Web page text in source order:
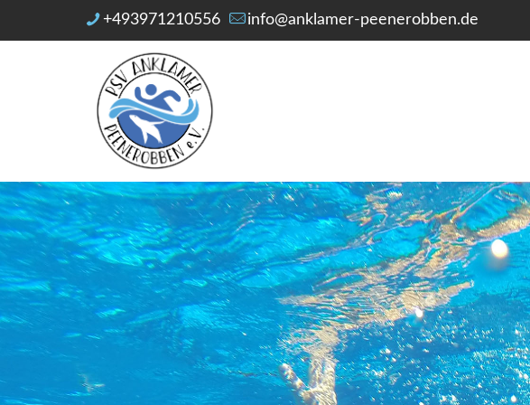
+493971210556 info@anklamer-peenerobben.de